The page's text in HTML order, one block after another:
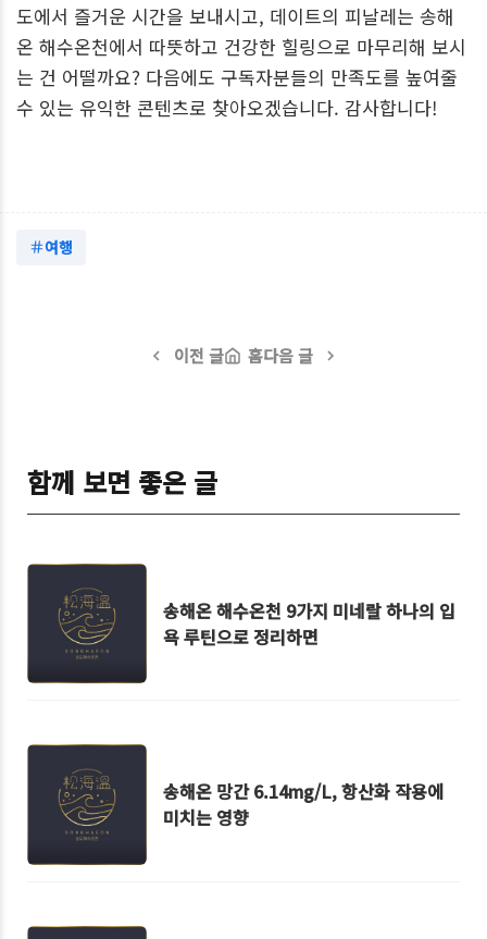
도에서 즐거운 시간을 보내시고, 데이트의 피날레는 송해
온 해수온천에서 따뜻하고 건강한 힐링으로 마무리해 보시
는 건 어떨까요? 다음에도 구독자분들의 만족도를 높여줄
수 있는 유익한 콘텐츠로 찾아오겠습니다. 감사합니다!
여행
이전 글 홈다음 글
함께 보면 좋은 글
송해온 해수온천 9가지 미네랄 하나의 입
욕 루틴으로 정리하면
송해온 망간 6.14mg/L, 항산화 작용에
미치는 영향